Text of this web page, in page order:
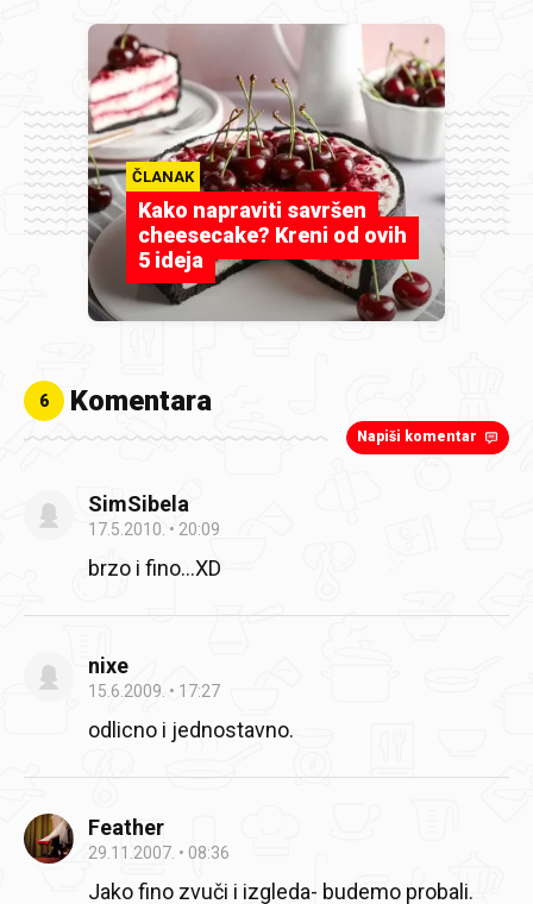
ČLANAK
Kako napraviti savršen
cheesecake? Kreni od ovih
5 ideja
6 Komentara
Napiši komentar
SimSibela
17.5.2010. 20:09
brzo i fino…XD
nixe
15.6.2009. 17:27
odlicno i jednostavno.
Feather
29.11.2007. 08:36
Jako fino zvuči i izgleda- budemo probali.